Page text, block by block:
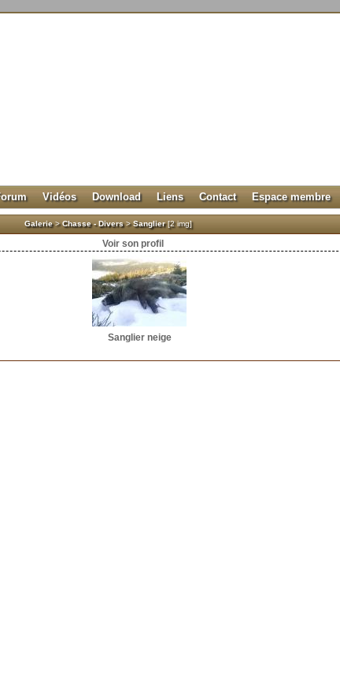
Vidéos Download Liens Contact Espace membre
Galerie>Chasse - Divers>Sanglier[2 img]
Voir son profil
Sanglier neige